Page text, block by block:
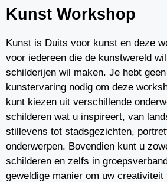
Kunst Workshop
Kunst is Duits voor kunst en deze
voor iedereen die de kunstwereld
schilderijen wil maken. Je hebt
kunstervaring nodig om deze
kunt kiezen uit verschillende
schilderen wat u inspireert, van
stillevens tot stadsgezichten,
onderwerpen. Bovendien kunt u
schilderen en zelfs in
geweldige manier om uw